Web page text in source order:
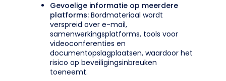
Gevoelige informatie op meerdere
platforms: Bordmateriaal wordt
verspreid over e-mail,
samenwerkingsplatforms, tools voor
videoconferenties en
documentopslagplaatsen, waardoor het
risico op beveiligingsinbreuken
toeneemt.